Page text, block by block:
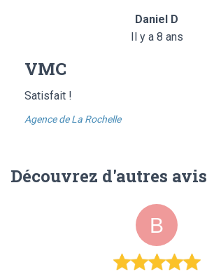
Daniel D
Il y a 8 ans
VMC
Satisfait !
Agence de La Rochelle
Découvrez d'autres avis